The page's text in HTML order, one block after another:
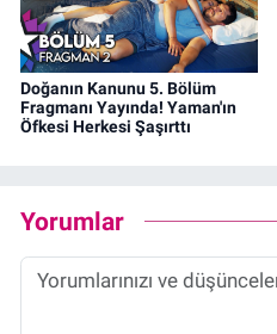
Doğanın Kanunu 5. Bölüm
Fragmanı Yayında! Yaman'ın
Öfkesi Herkesi Şaşırttı
Yorumlar